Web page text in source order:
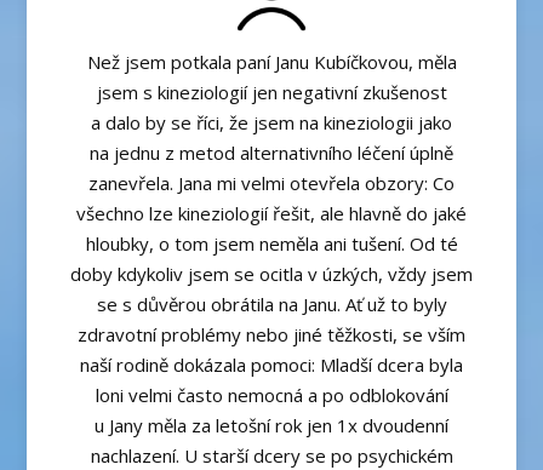
Než jsem potkala paní Janu Kubíčkovou, měla
jsem s kineziologií jen negativní zkušenost
a dalo by se říci, že jsem na kineziologii jako
na jednu z metod alternativního léčení úplně
zanevřela. Jana mi velmi otevřela obzory: Co
všechno lze kineziologií řešit, ale hlavně do jaké
hloubky, o tom jsem neměla ani tušení. Od té
doby kdykoliv jsem se ocitla v úzkých, vždy jsem
se s důvěrou obrátila na Janu. Ať už to byly
zdravotní problémy nebo jiné těžkosti, se vším
naší rodině dokázala pomoci: Mladší dcera byla
loni velmi často nemocná a po odblokování
u Jany měla za letošní rok jen 1x dvoudenní
nachlazení. U starší dcery se po psychickém